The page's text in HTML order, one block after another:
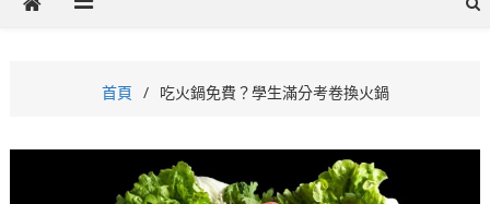
首頁 吃火鍋免費？學生滿分考卷換火鍋